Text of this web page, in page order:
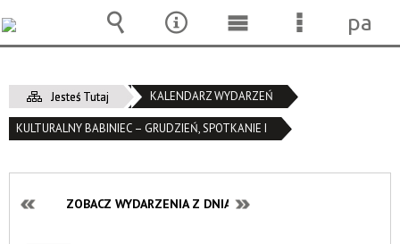
Jesteś Tutaj KALENDARZ WYDARZEŃ
KULTURALNY BABINIEC – GRUDZIEŃ, SPOTKANIE I
ZOBACZ WYDARZENIA Z DNIA:
Wyszukiwarka
Narzędzia
MenuMenu